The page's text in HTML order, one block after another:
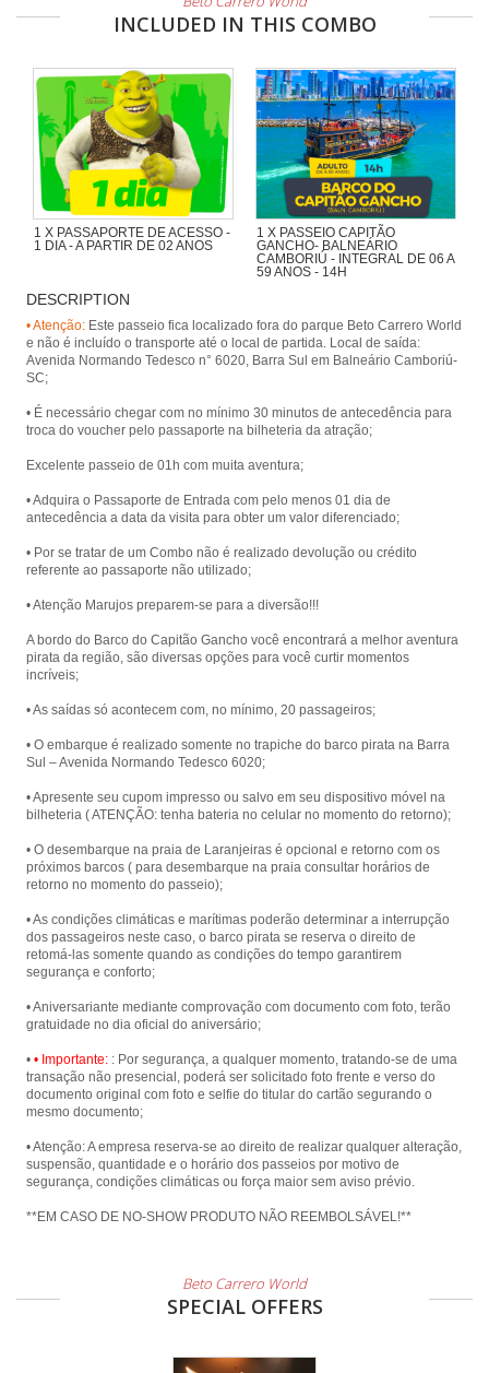
INCLUDED IN THIS COMBO
1 X PASSAPORTE DE ACESSO -
1 DIA - A PARTIR DE 02 ANOS
1 X PASSEIO CAPITÃO
GANCHO- BALNEÁRIO
CAMBORIÚ - INTEGRAL DE 06 A
59 ANOS - 14H
desembarcando na Praia de
Laranjeiras, com presença animada
de piratas.
DESCRIPTION
• Atenção: Este passeio fica localizado fora do parque Beto Carrero World
e não é incluído o transporte até o local de partida. Local de saída:
Avenida Normando Tedesco n° 6020, Barra Sul em Balneário Camboriú-
SC;
• É necessário chegar com no mínimo 30 minutos de antecedência para
troca do voucher pelo passaporte na bilheteria da atração;
Excelente passeio de 01h com muita aventura;
• Adquira o Passaporte de Entrada com pelo menos 01 dia de
antecedência a data da visita para obter um valor diferenciado;
• Por se tratar de um Combo não é realizado devolução ou crédito
referente ao passaporte não utilizado;
• Atenção Marujos preparem-se para a diversão!!!
A bordo do Barco do Capitão Gancho você encontrará a melhor aventura
pirata da região, são diversas opções para você curtir momentos
incríveis;
• As saídas só acontecem com, no mínimo, 20 passageiros;
• O embarque é realizado somente no trapiche do barco pirata na Barra
Sul – Avenida Normando Tedesco 6020;
• Apresente seu cupom impresso ou salvo em seu dispositivo móvel na
bilheteria ( ATENÇÃO: tenha bateria no celular no momento do retorno);
• O desembarque na praia de Laranjeiras é opcional e retorno com os
próximos barcos ( para desembarque na praia consultar horários de
retorno no momento do passeio);
• As condições climáticas e marítimas poderão determinar a interrupção
dos passageiros neste caso, o barco pirata se reserva o direito de
retomá-las somente quando as condições do tempo garantirem
segurança e conforto;
• Aniversariante mediante comprovação com documento com foto, terão
gratuidade no dia oficial do aniversário;
• • Importante: : Por segurança, a qualquer momento, tratando-se de uma
transação não presencial, poderá ser solicitado foto frente e verso do
documento original com foto e selfie do titular do cartão segurando o
mesmo documento;
• Atenção: A empresa reserva-se ao direito de realizar qualquer alteração,
suspensão, quantidade e o horário dos passeios por motivo de
segurança, condições climáticas ou força maior sem aviso prévio.
**EM CASO DE NO-SHOW PRODUTO NÃO REEMBOLSÁVEL!**
Beto Carrero World
SPECIAL OFFERS